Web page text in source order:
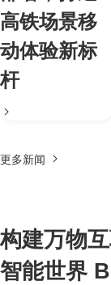
高铁场景移
动体验新标
杆
更多新闻
构建万物
智能世界